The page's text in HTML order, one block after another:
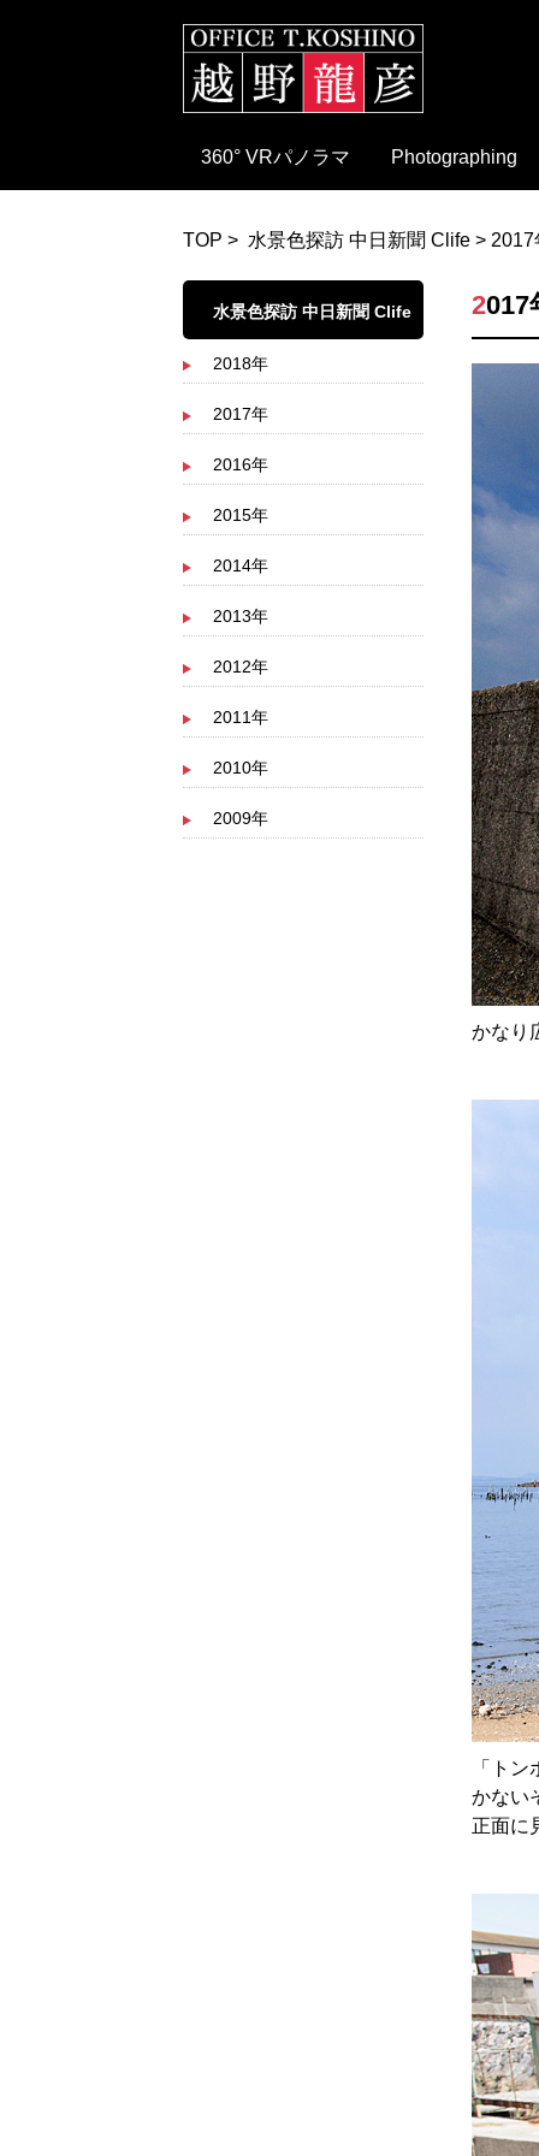
360° VRパノラマ Photographing
TOP > 水景色探訪 中日新聞 Clife > 2017
かなり
「ト
かない
正面に
水景色探訪 中日新聞 Clife
2018年
2017年
2016年
2015年
2014年
2013年
2012年
2011年
2010年
2009年